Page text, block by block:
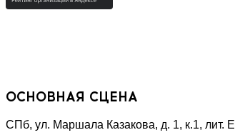
ОСНОВНАЯ СЦЕНА
СПб, ул. Маршала Казакова, д. 1, к.1, лит. Е